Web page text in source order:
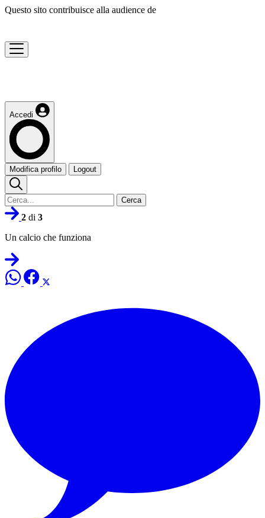
Questo sito contribuisce alla audience de
Accedi
Modifica profilo Logout
Cerca
2 di 3
Un calcio che funziona